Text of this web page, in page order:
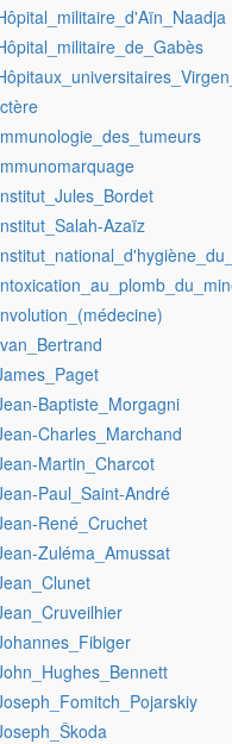
Azaïz
Baptiste_Morgagni
Charles_Marchand
Martin_Charcot
Paul_Saint-André
René_Cruchet
Zuléma_Amussat